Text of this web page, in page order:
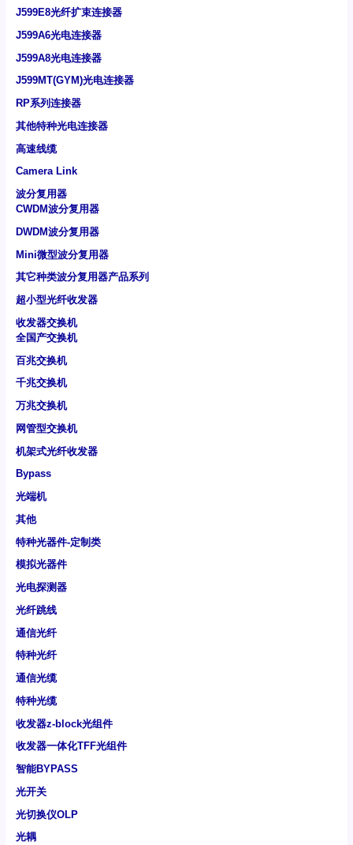
J599E8光纤扩束连接器
J599A6光电连接器
J599A8光电连接器
J599MT(GYM)光电连接器
RP系列连接器
其他特种光电连接器
高速线缆
Camera Link
波分复用器
CWDM波分复用器
DWDM波分复用器
Mini微型波分复用器
其它种类波分复用器产品系列
超小型光纤收发器
收发器交换机
全国产交换机
百兆交换机
千兆交换机
万兆交换机
网管型交换机
机架式光纤收发器
Bypass
光端机
其他
特种光器件-定制类
模拟光器件
光电探测器
光纤跳线
通信光纤
特种光纤
通信光缆
特种光缆
收发器z-block光组件
收发器一体化TFF光组件
智能BYPASS
光开关
光切换仪OLP
光耦